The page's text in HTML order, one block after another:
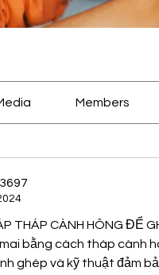
Members
THÁP CÀNH HÔNG ĐỂ
bằng cách tháp cành
ghép và kỹ thuật đảm